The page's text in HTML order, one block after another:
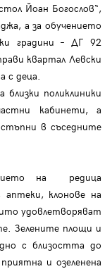
Йоан Богослов“,
а за обучението
градини – ДГ 92
квартал Левски
с деца.
поликлиники
кабинети, а
в съседните
на редица
аптеки, клонове на
удовлетворяват
Зелените площи и
с близостта до
и озеленена